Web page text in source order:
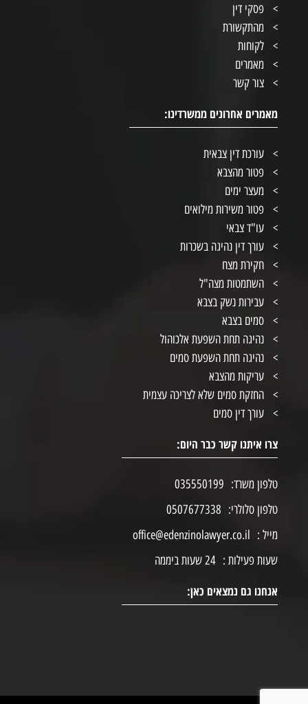
פסקי דין
מהתקשורת
לקוחות
מאמרים
צור קשר
מאמרים אחרונים ממשרדינו:
עורכת דין צבאית
פטור מהצבא
מעצר ימים
פטור משירות מילואים
עו"ד צבאי
עורך דין נהיגה בשכרות
חקירת מצח
השתמטות מצה"ל
עבירות נשק בצבא
סמים בצבא
נהיגה תחת השפעת אלכוהול
נהיגה תחת השפעת סמים
עריקות מהצבא
החזקת סמים שלא לצריכה עצמית
עורך דין סמים
צרו איתנו קשר כבר היום:
טלפון משרד: 035550199
טלפון סלולרי: 0507677338
מייל : office@edenzinolawyer.co.il
שעות פעילות : 24 שעות ביממה
אנחנו גם נמצאים כאן: